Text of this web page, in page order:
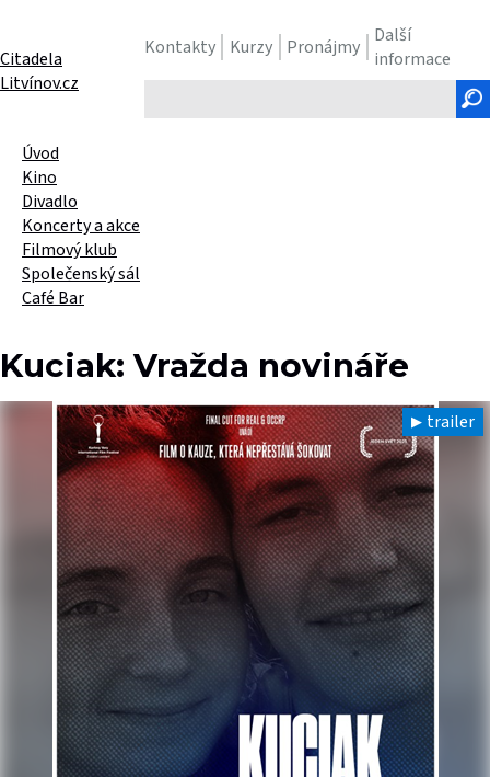
Kontakty Kurzy Pronájmy
Další
informace
text
Citadela
Litvínov.cz
Úvod
Kino
Divadlo
Koncerty a akce
Filmový klub
Společenský sál
Café Bar
Kuciak: Vražda novináře
trailer